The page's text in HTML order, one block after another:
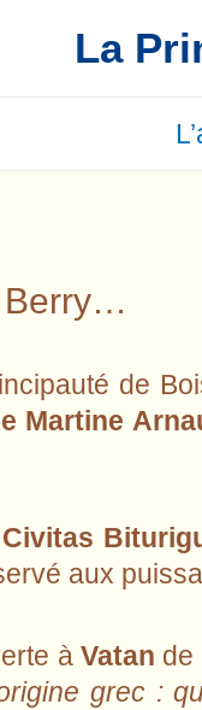
La
Berry…
de
Martine
Civitas
aux
à Vatan de
grec :